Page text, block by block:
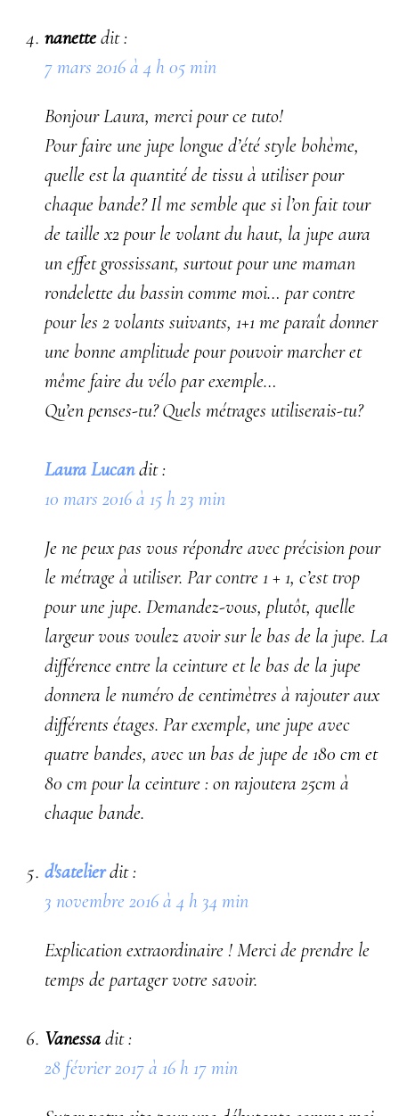
nanettedit :
7 mars 2016 à 4 h 05 min
Bonjour Laura, merci pour ce tuto!
Pour faire une jupe longue d’été style bohème,
quelle est la quantité de tissu à utiliser pour
chaque bande? Il me semble que si l’on fait tour
de taille x2 pour le volant du haut, la jupe aura
un effet grossissant, surtout pour une maman
rondelette du bassin comme moi… par contre
pour les 2 volants suivants, 1+1 me paraît donner
une bonne amplitude pour pouvoir marcher et
même faire du vélo par exemple…
Qu’en penses-tu? Quels métrages utiliserais-tu?
Laura Lucandit :
10 mars 2016 à 15 h 23 min
Je ne peux pas vous répondre avec précision pour
le métrage à utiliser. Par contre 1 + 1, c’est trop
pour une jupe. Demandez-vous, plutôt, quelle
largeur vous voulez avoir sur le bas de la jupe. La
différence entre la ceinture et le bas de la jupe
donnera le numéro de centimètres à rajouter aux
différents étages. Par exemple, une jupe avec
quatre bandes, avec un bas de jupe de 180 cm et
80 cm pour la ceinture : on rajoutera 25cm à
chaque bande.
d'satelierdit :
3 novembre 2016 à 4 h 34 min
Explication extraordinaire ! Merci de prendre le
temps de partager votre savoir.
Vanessadit :
28 février 2017 à 16 h 17 min